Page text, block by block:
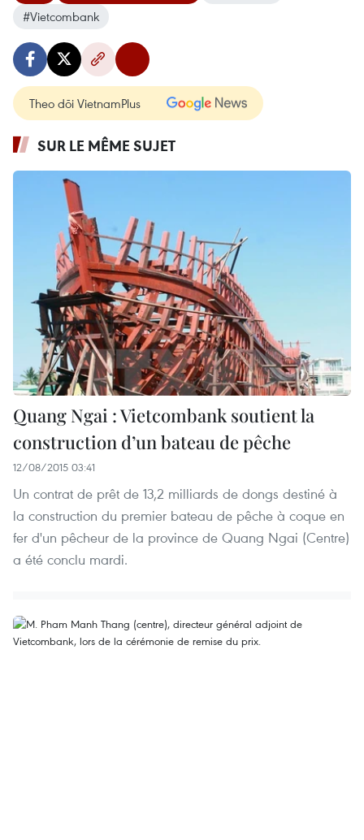
#Vietcombank
Theo dõi VietnamPlus
SUR LE MÊME SUJET
Quang Ngai : Vietcombank soutient la
construction d’un bateau de pêche
12/08/2015 03:41
Un contrat de prêt de 13,2 milliards de dongs destiné à
la construction du premier bateau de pêche à coque en
fer d'un pêcheur de la province de Quang Ngai (Centre)
a été conclu mardi.